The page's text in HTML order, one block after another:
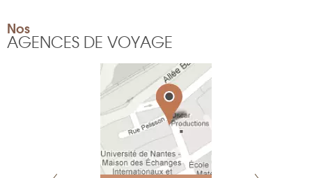
Nos
AGENCES DE VOYAGE